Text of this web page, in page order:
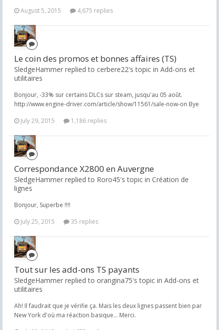
August 5, 2015
4,675 replies
Le coin des promos et bonnes affaires (TS)
SledgeHammer replied to cerbere22's topic in Add-ons et
utilitaires
Bonjour, -33% sur certains DLCs sur steam, jusqu'au 05 août.
http://www.engine-driver.com/article/show/11561/sale-now-on Bye
July 29, 2015
1,186 replies
Correspondance X2800 en Auvergne
SledgeHammer replied to Roro45's topic in Création de
lignes
Bonjour, Superbe !!!!
July 25, 2015
35 replies
Tout sur les add-ons TS payants
SledgeHammer replied to orangina75's topic in Add-ons et
utilitaires
Ah! Il faudrait que je vérifie ça. Mais les deux lignes passent bien par
New York d'où ma réaction basique... Merci.